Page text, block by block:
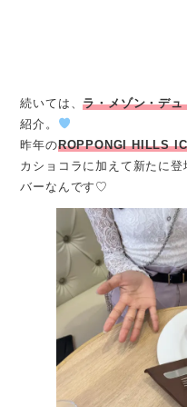
続いては、ラ・メゾン・デュ
紹介。
昨年のROPPONGI HILLS
カショコラに加えて新たに
バーなんです♡